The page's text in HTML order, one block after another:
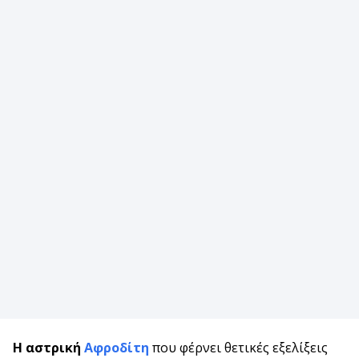
Η αστρική Αφροδίτη που φέρνει θετικές εξελίξεις